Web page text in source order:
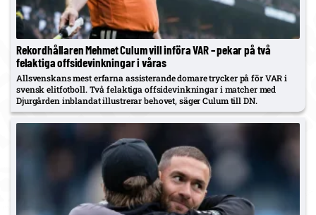
Rekordhållaren Mehmet Culum vill införa VAR – pekar på två
felaktiga offsidevinkningar i våras
Allsvenskans mest erfarna assisterande domare trycker på för VAR i
svensk elitfotboll. Två felaktiga offsidevinkningar i matcher med
Djurgården inblandat illustrerar behovet, säger Culum till DN.